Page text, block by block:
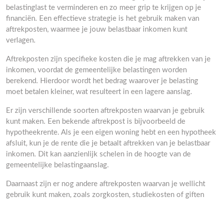
belastinglast te verminderen en zo meer grip te krijgen op je
financiën. Een effectieve strategie is het gebruik maken van
aftrekposten, waarmee je jouw belastbaar inkomen kunt
verlagen.
Aftrekposten zijn specifieke kosten die je mag aftrekken van je
inkomen, voordat de gemeentelijke belastingen worden
berekend. Hierdoor wordt het bedrag waarover je belasting
moet betalen kleiner, wat resulteert in een lagere aanslag.
Er zijn verschillende soorten aftrekposten waarvan je gebruik
kunt maken. Een bekende aftrekpost is bijvoorbeeld de
hypotheekrente. Als je een eigen woning hebt en een hypotheek
afsluit, kun je de rente die je betaalt aftrekken van je belastbaar
inkomen. Dit kan aanzienlijk schelen in de hoogte van de
gemeentelijke belastingaanslag.
Daarnaast zijn er nog andere aftrekposten waarvan je wellicht
gebruik kunt maken, zoals zorgkosten, studiekosten of giften